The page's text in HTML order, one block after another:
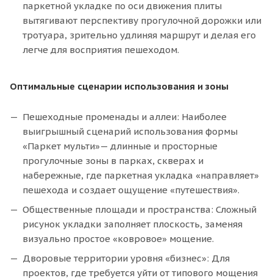
паркетной укладке по оси движения плиты
вытягивают перспективу прогулочной дорожки или
тротуара, зрительно удлиняя маршрут и делая его
легче для восприятия пешеходом.
Оптимальные сценарии использования и зоны
Пешеходные променады и аллеи: Наиболее
выигрышный сценарий использования формы
«Паркет мульти»— длинные и просторные
прогулочные зоны в парках, скверах и
набережные, где паркетная укладка «направляет»
пешехода и создает ощущение «путешествия».
Общественные площади и пространства: Сложный
рисунок укладки заполняет плоскость, заменяя
визуально простое «ковровое» мощение.
Дворовые территории уровня «бизнес»: Для
проектов, где требуется уйти от типового мощения